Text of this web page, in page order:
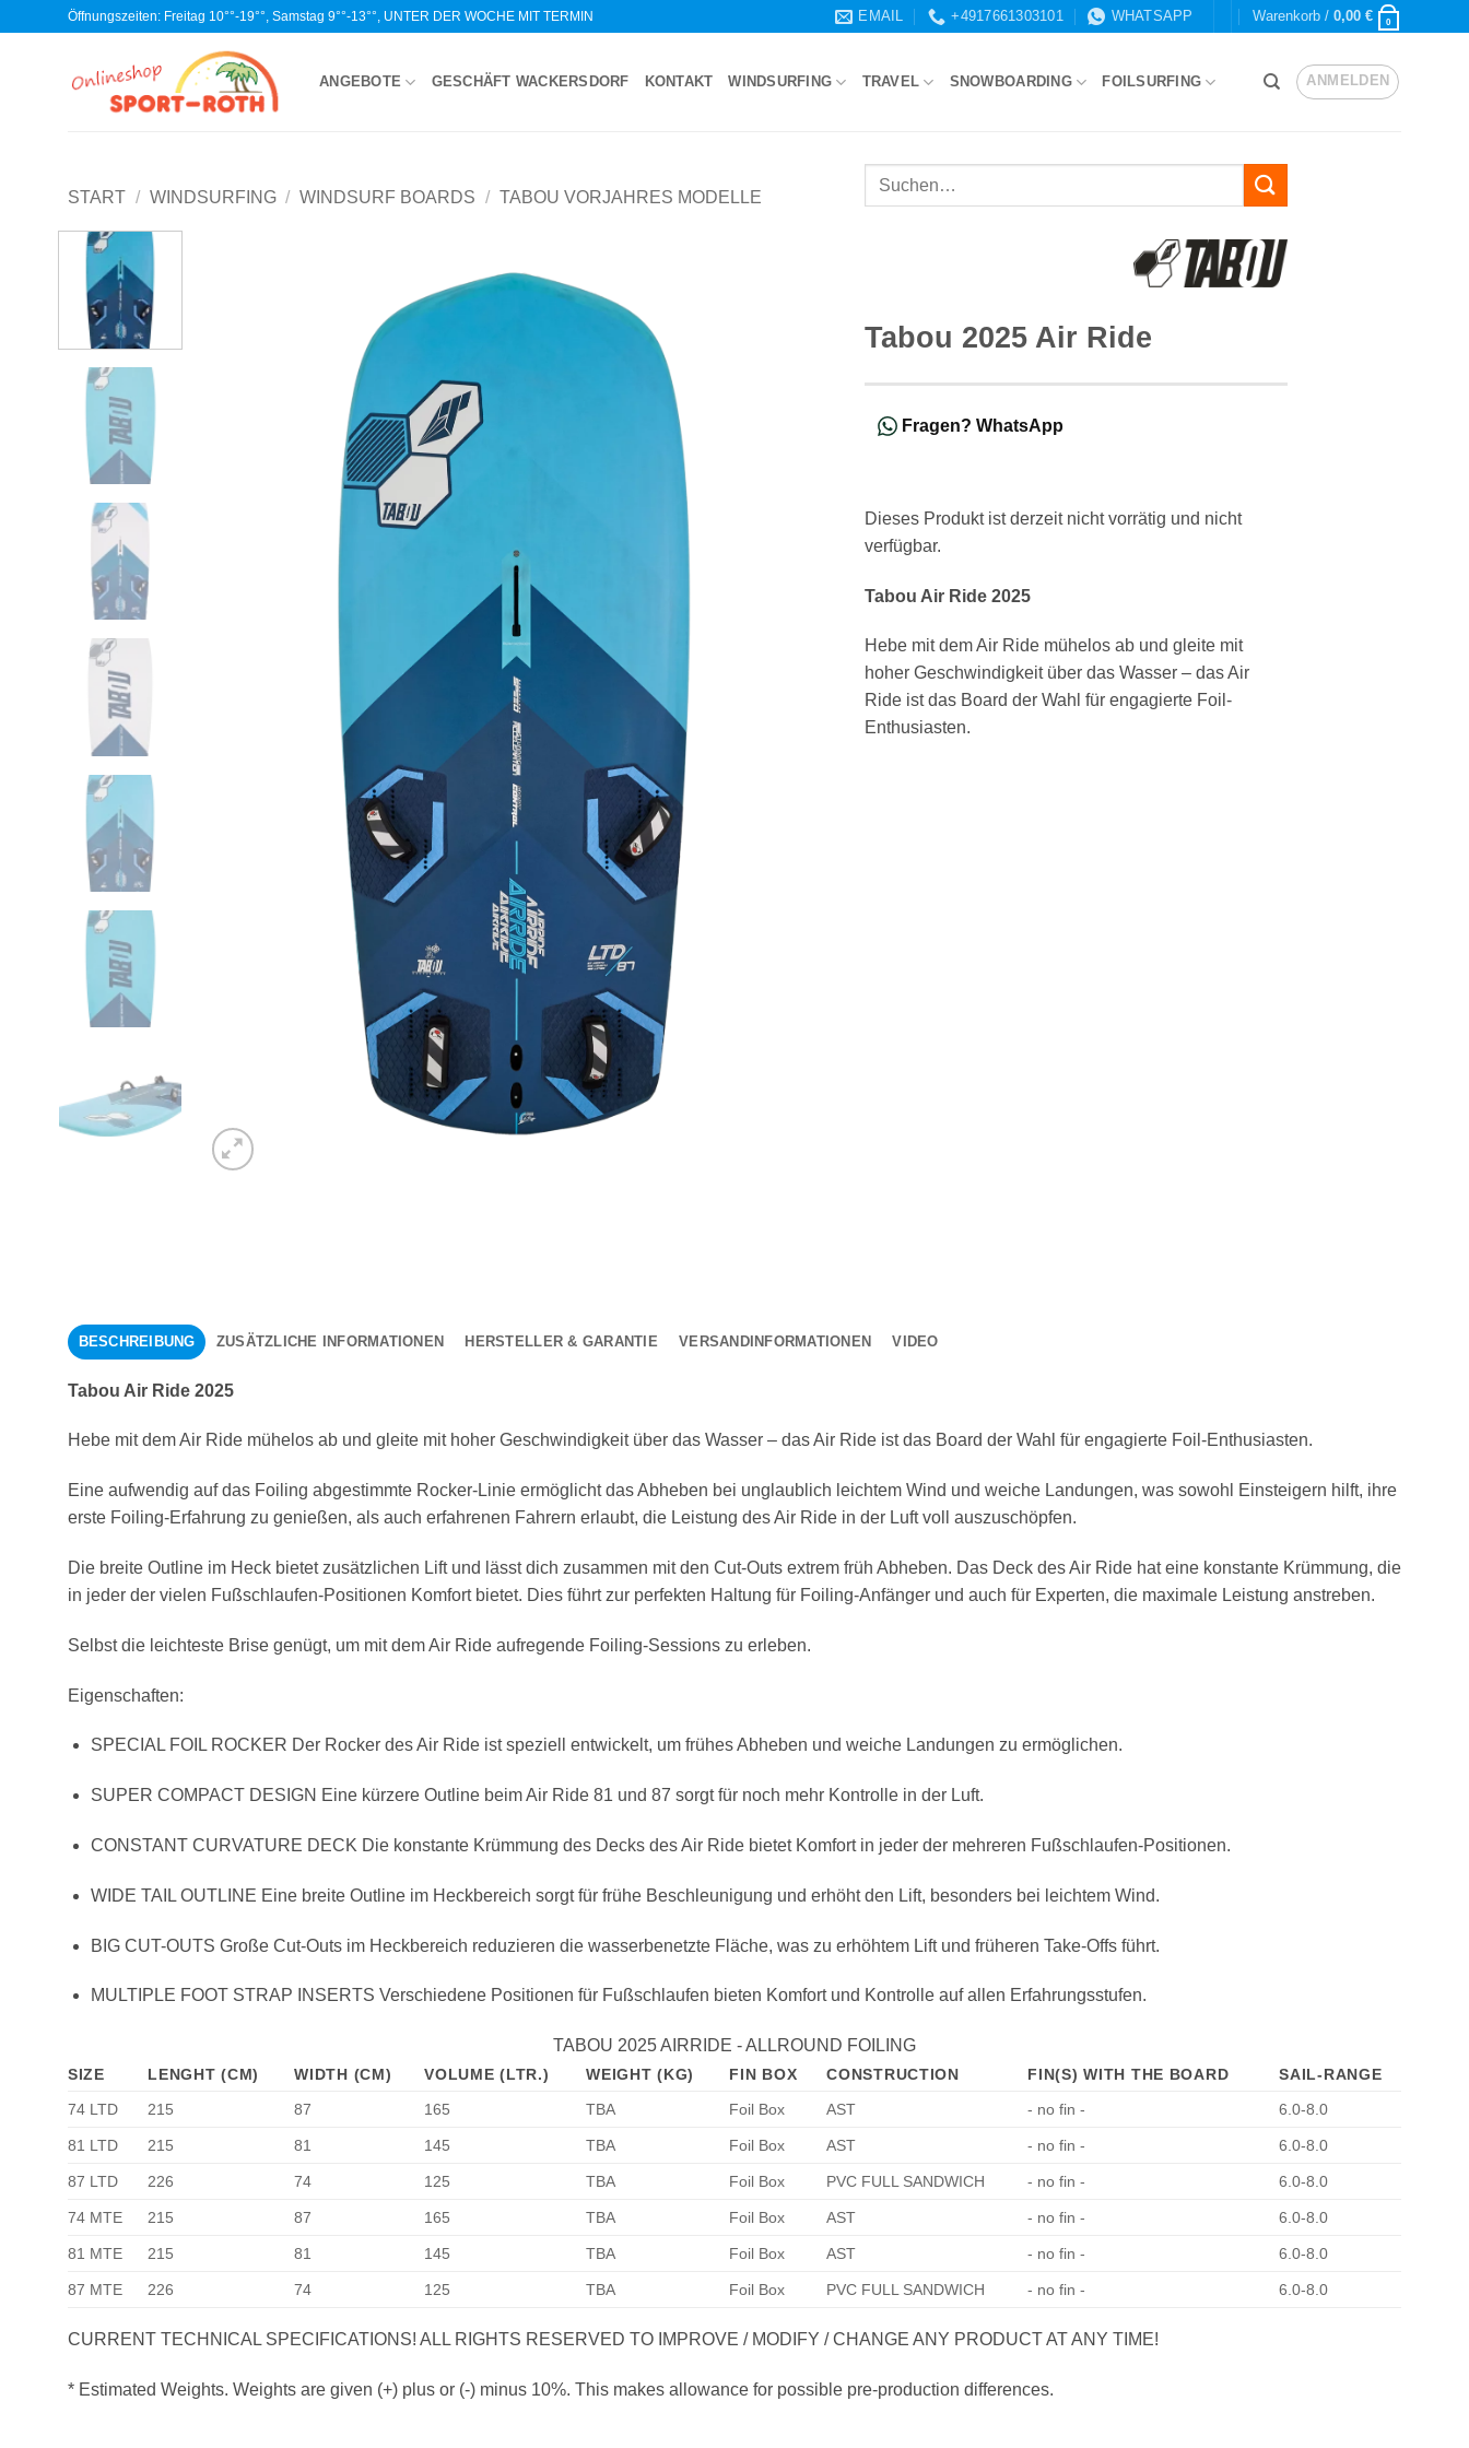
Öffnungszeiten: Freitag 10°°-19°°, Samstag 9°°-13°°, UNTER DER WOCHE MIT TERMIN EMAIL +4917661303101 WHATSAPP Warenkorb / 0,00 € 0
ANGEBOTE GESCHÄFT WACKERSDORF KONTAKT WINDSURFING TRAVEL SNOWBOARDING FOILSURFING ANMELDEN
START / WINDSURFING / WINDSURF BOARDS / TABOU VORJAHRES MODELLE
Suchen
Tabou 2025 Air Ride
Fragen? WhatsApp
Dieses Produkt ist derzeit nicht vorrätig und nicht
verfügbar.
Alternative:
Tabou Air Ride 2025
Hebe mit dem Air Ride mühelos ab und gleite mit
hoher Geschwindigkeit über das Wasser – das Air
Ride ist das Board der Wahl für engagierte Foil-
Enthusiasten.
BESCHREIBUNG ZUSÄTZLICHE INFORMATIONEN HERSTELLER & GARANTIE VERSANDINFORMATIONEN VIDEO
Tabou Air Ride 2025
Hebe mit dem Air Ride mühelos ab und gleite mit hoher Geschwindigkeit über das Wasser – das Air Ride ist das Board der Wahl für engagierte Foil-Enthusiasten.
Eine aufwendig auf das Foiling abgestimmte Rocker-Linie ermöglicht das Abheben bei unglaublich leichtem Wind und weiche Landungen, was sowohl Einsteigern hilft, ihre
erste Foiling-Erfahrung zu genießen, als auch erfahrenen Fahrern erlaubt, die Leistung des Air Ride in der Luft voll auszuschöpfen.
Die breite Outline im Heck bietet zusätzlichen Lift und lässt dich zusammen mit den Cut-Outs extrem früh Abheben. Das Deck des Air Ride hat eine konstante Krümmung, die
in jeder der vielen Fußschlaufen-Positionen Komfort bietet. Dies führt zur perfekten Haltung für Foiling-Anfänger und auch für Experten, die maximale Leistung anstreben.
Selbst die leichteste Brise genügt, um mit dem Air Ride aufregende Foiling-Sessions zu erleben.
Eigenschaften:
SPECIAL FOIL ROCKER Der Rocker des Air Ride ist speziell entwickelt, um frühes Abheben und weiche Landungen zu ermöglichen.
SUPER COMPACT DESIGN Eine kürzere Outline beim Air Ride 81 und 87 sorgt für noch mehr Kontrolle in der Luft.
CONSTANT CURVATURE DECK Die konstante Krümmung des Decks des Air Ride bietet Komfort in jeder der mehreren Fußschlaufen-Positionen.
WIDE TAIL OUTLINE Eine breite Outline im Heckbereich sorgt für frühe Beschleunigung und erhöht den Lift, besonders bei leichtem Wind.
BIG CUT-OUTS Große Cut-Outs im Heckbereich reduzieren die wasserbenetzte Fläche, was zu erhöhtem Lift und früheren Take-Offs führt.
MULTIPLE FOOT STRAP INSERTS Verschiedene Positionen für Fußschlaufen bieten Komfort und Kontrolle auf allen Erfahrungsstufen.
TABOU 2025 AIRRIDE - ALLROUND FOILING
SIZE LENGHT (CM) WIDTH (CM) VOLUME (LTR.) WEIGHT (KG) FIN BOX CONSTRUCTION FIN(S) WITH THE BOARD
SAIL-RANGE
74 LTD
215 87 165 TBA Foil Box AST - no fin - 6.0-8.0
81 LTD 215 81 145 TBA Foil Box AST - no fin - 6.0-8.0
87 LTD 226 74 125 TBA Foil Box PVC FULL SANDWICH - no fin - 6.0-8.0
74 MTE 215 87 165 TBA Foil Box AST - no fin - 6.0-8.0
81 MTE 215 81 145 TBA Foil Box AST - no fin - 6.0-8.0
87 MTE 226 74 125 TBA Foil Box PVC FULL SANDWICH - no fin - 6.0-8.0
CURRENT TECHNICAL SPECIFICATIONS! ALL RIGHTS RESERVED TO IMPROVE / MODIFY / CHANGE ANY PRODUCT AT ANY TIME!
* Estimated Weights. Weights are given (+) plus or (-) minus 10%. This makes allowance for possible pre-production differences.